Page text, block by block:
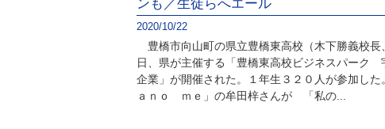
ンも／生徒らへエール
2020/10/22
豊橋市向山町の県立豊橋東高校（木下勝義校長
日、県が主催する「豊橋東高校ビジネスパーク
企業」が開催された。１年生３２０人が参加し
ａｎｏ ｍｅ」の牟田梓さんが 「私の...